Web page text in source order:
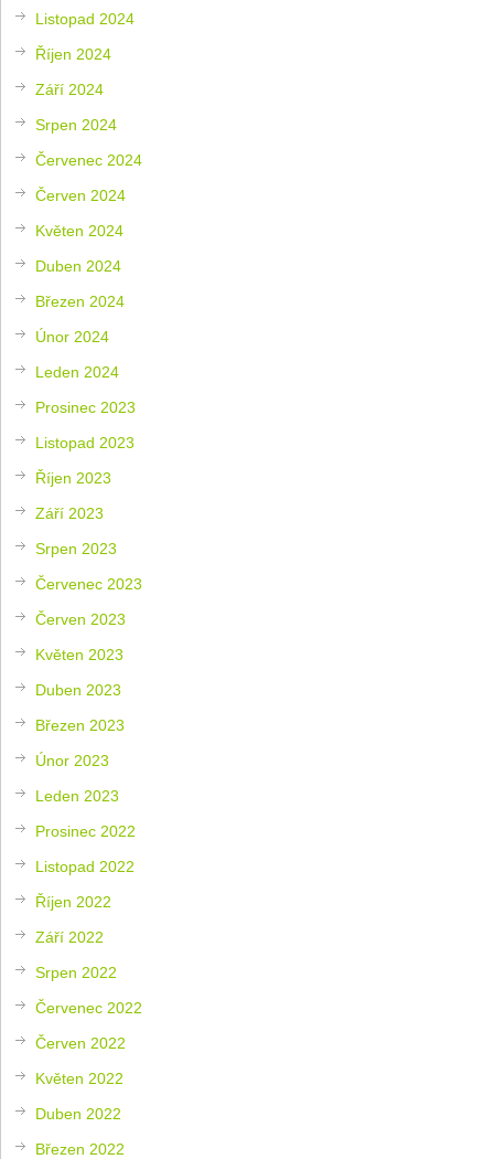
Listopad 2024
Říjen 2024
Září 2024
Srpen 2024
Červenec 2024
Červen 2024
Květen 2024
Duben 2024
Březen 2024
Únor 2024
Leden 2024
Prosinec 2023
Listopad 2023
Říjen 2023
Září 2023
Srpen 2023
Červenec 2023
Červen 2023
Květen 2023
Duben 2023
Březen 2023
Únor 2023
Leden 2023
Prosinec 2022
Listopad 2022
Říjen 2022
Září 2022
Srpen 2022
Červenec 2022
Červen 2022
Květen 2022
Duben 2022
Březen 2022